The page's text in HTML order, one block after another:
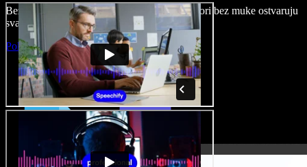
Bez učenja i sve dostupno u pregledniku, autori bez muke ostvaruju
svaku kreativnu ideju.
Pokreni Studio